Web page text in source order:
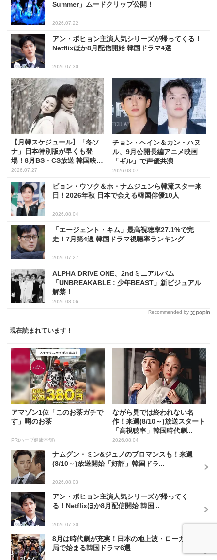
Summer」ムードクリップ公開！
2026.07.22
アン・ボヒョン主演人気シリーズが帰ってくる！
Netflixほか8月配信開始 韓国ドラマ4選
2026.07.30
【月韓スケジュール】「冬ソ
ナ」日本特別版が早くも登
場！8月BS・CS放送 韓国映画
(全109選)
2026.07.27
チョン・ヘイン＆カン・ハヌ
ル、9月公開長編アニメ映画
「ギル」で声優共演
2026.08.07
ビョン・ウソク＆ホ・ナムジュンら韓流スター来
日！2026年秋 日本で会える韓国俳優10人
2026.08.04
「エージェント・キム」最高視聴率27.1%で完
走！7月第4週 韓国ドラマ視聴率ランキング
2026.07.27
ALPHA DRIVE ONE、2ndミニアルバム
「UNBREAKABLE : 少年BEAST」新ビジュアル
解禁！
2026.08.06
Recommended by
現在読まれています！
アマゾン1位「このお茶ガチで
す」噂のお茶
PR(ハーブ健康本舗)
ながら見では終われない名
作！来週(8/10～)放送スタート
「高視聴率」韓国時代劇...
2026.08.04
ナムグン・ミン&ジュノのブロマンスも！来週
(8/10～)放送開始「好評」韓国ドラ...
2026.08.03
アン・ボヒョン主演人気シリーズが帰ってく
る！Netflixほか8月配信開始 韓国...
2026.07.30
8月は時代劇が充実！日本の地上波・ローカル
局で始まる韓国ドラマ6選